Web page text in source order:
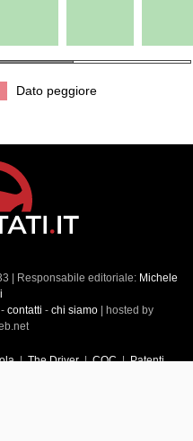
Dato peggiore
| Responsabile editoriale: Michele
contatti - chi siamo| hosted by
|The Driver|CQC|Patenti